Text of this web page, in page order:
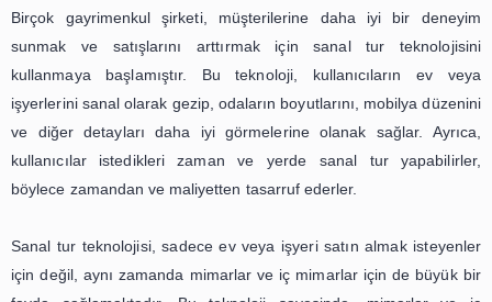
görmelerine ve daha iyi bir fikir edinmelerine yardımcı
Ayrıca, kullanıcılar sanal tur sırasında, mülkün
mahalle ve bölge hakkında da bilgi
kullanıcıların mülkün konumu ve çevresi hakkında daha
sahibi olmalarına yardımcı olmaktadır.
gezerken, gerçek bir deneyim yaşamalarına olanak
Bu da, kullanıcıların mülk hakkında daha iyi bir fikir